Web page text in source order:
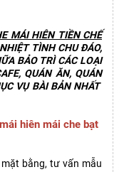
MÁI HIÊN TIỀN CHẾ
TÌNH CHU ĐÁO,
BẢO TRÌ CÁC LOẠI
QUÁN ĂN, QUÁN
VỤ BÀI BẢN NHẤT
hiên mái che bạt
bằng, tư vấn mẫu